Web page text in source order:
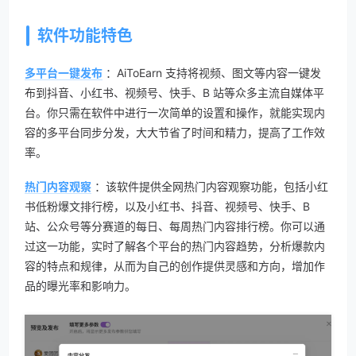
软件功能特色
多平台一键发布 ：AiToEarn 支持将视频、图文等内容一键发
布到抖音、小红书、视频号、快手、B 站等众多主流自媒体平
台。你只需在软件中进行一次简单的设置和操作，就能实现内
容的多平台同步分发，大大节省了时间和精力，提高了工作效
率。
热门内容观察 ：该软件提供全网热门内容观察功能，包括小红
书低粉爆文排行榜，以及小红书、抖音、视频号、快手、B
站、公众号等分赛道的每日、每周热门内容排行榜。你可以通
过这一功能，实时了解各个平台的热门内容趋势，分析爆款内
容的特点和规律，从而为自己的创作提供灵感和方向，增加作
品的曝光率和影响力。